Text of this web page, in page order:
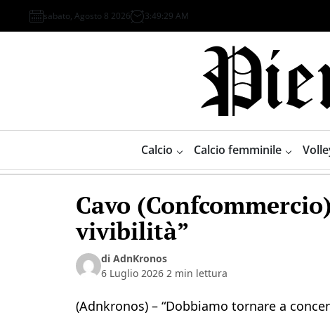
to
sabato, Agosto 8 2026 3:49:29 AM
Sport
Calcio Calcio femminile
Cavo
vivibilità”
di AdnKronos
6 Luglio 2026 2 min lettura
(Adnkronos) – “Dobbiamo tornare a